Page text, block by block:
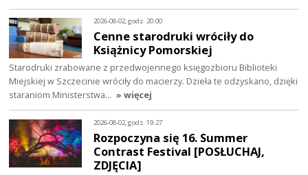
2026-08-02, godz. 20:00
Cenne starodruki wróciły do
Książnicy Pomorskiej
Starodruki zrabowane z przedwojennego księgozbioru Biblioteki
Miejskiej w Szczecinie wróciły do macierzy. Dzieła te odzyskano, dzięki
staraniom Ministerstwa… » więcej
2026-08-02, godz. 19:27
Rozpoczyna się 16. Summer
Contrast Festival [POSŁUCHAJ,
ZDJĘCIA]